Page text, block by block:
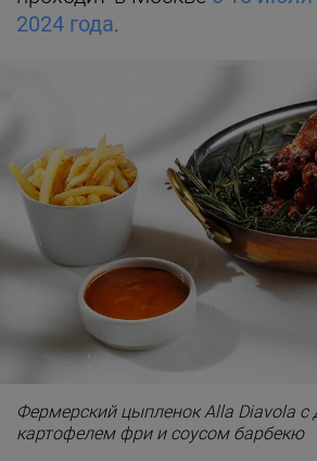
2024 года.
Фермерский цыпленок Alla Diavola
картофелем фри и соусом барбекю